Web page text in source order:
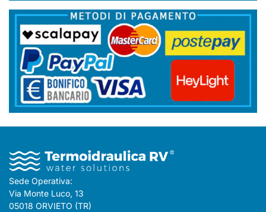
Sede Operativa:
Via Monte Luco, 13
05018 ORVIETO (TR)